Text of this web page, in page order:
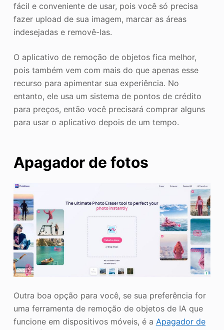
fácil e conveniente de usar, pois você só precisa
fazer upload de sua imagem, marcar as áreas
indesejadas e removê-las.
O aplicativo de remoção de objetos fica melhor,
pois também vem com mais do que apenas esse
recurso para apimentar sua experiência. No
entanto, ele usa um sistema de pontos de crédito
para preços, então você precisará comprar alguns
para usar o aplicativo depois de um tempo.
Apagador de fotos
Outra boa opção para você, se sua preferência for
uma ferramenta de remoção de objetos de IA que
funcione em dispositivos móveis, é a Apagador de